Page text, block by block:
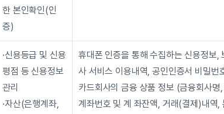
한 본인확인(인
증)
·신용등급 및 신용
평점 등 신용정보
관리
·자산(은행계좌,
휴대폰 인증을 통해 수집하는 신용정보,
사 서비스 이용내역, 공인인증서 비밀번
카드회사의 금융 상품 정보 (금융회사
계좌번호 및 계 좌잔액, 거래(결제)내역,